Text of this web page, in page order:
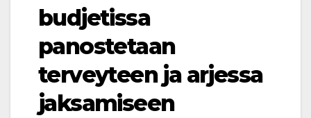
budjetissa
panostetaan
terveyteen ja arjessa
jaksamiseen